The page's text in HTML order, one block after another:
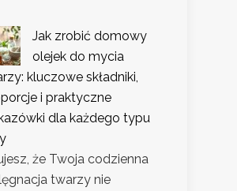
Jak zrobić domowy
olejek do mycia
kluczowe składniki,
i praktyczne
dla każdego typu
że Twoja codzienna
twarzy nie